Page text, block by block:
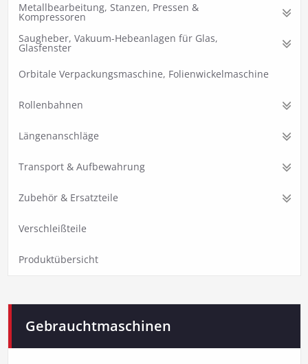
Metallbearbeitung, Stanzen, Pressen &
Kompressoren
Saugheber, Vakuum-Hebeanlagen für Glas,
Glasfenster
Orbitale Verpackungsmaschine, Folienwickelmaschine
Rollenbahnen
Längenanschläge
Transport & Aufbewahrung
Zubehör & Ersatzteile
Verschleißteile
Produktübersicht
Gebrauchtmaschinen